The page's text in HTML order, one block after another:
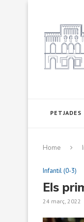
PETJADES
Home
Infantil (0-3)
Els
24 març, 2022